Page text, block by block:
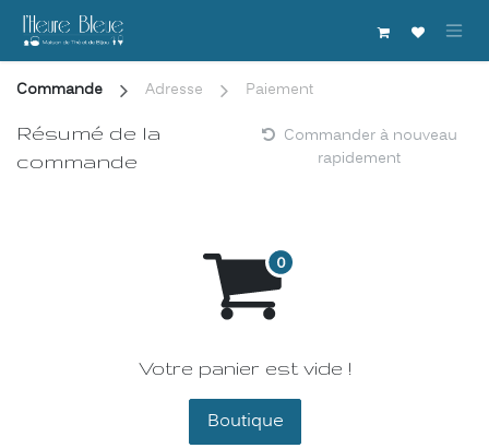
Se rendre au contenu
Commande Adresse
Paiement
Résumé de la
commande
Commander à nouveau
rapidement
Votre panier est vide !
Boutique